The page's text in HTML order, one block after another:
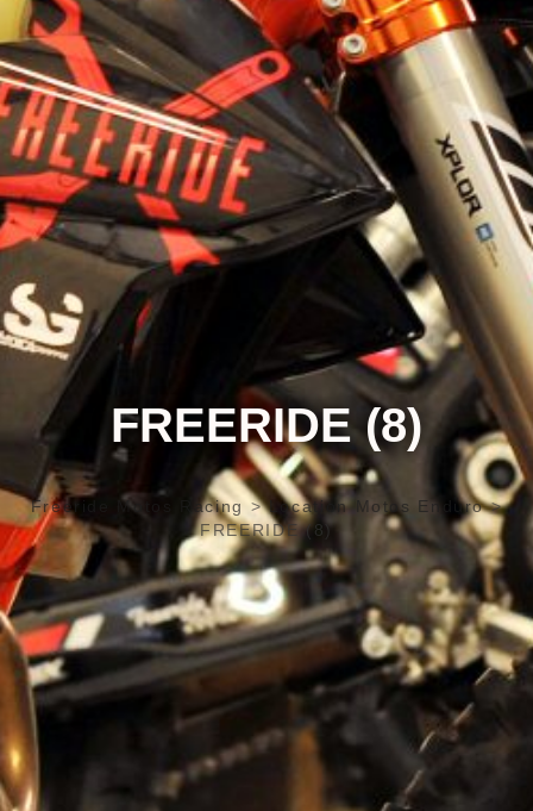
FREERIDE (8)
Freeride Motos Racing >Location Motos Enduro>
FREERIDE (8)